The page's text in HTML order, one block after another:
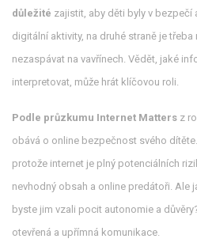
důležité zajistit, aby děti byly v bezpečí
digitální aktivity, na druhé straně je
nezaspávat na vavřínech. Vědět, jaké
interpretovat, může hrát klíčovou roli.
Podle průzkumu Internet Matters z
obává o online bezpečnost svého
protože internet je plný potenciálních
nevhodný obsah a online predátoři. Ale
byste jim vzali pocit autonomie a
otevřená a upřímná komunikace.